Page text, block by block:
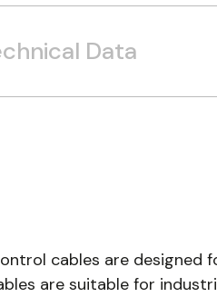
Data
cables are designed
are suitable for